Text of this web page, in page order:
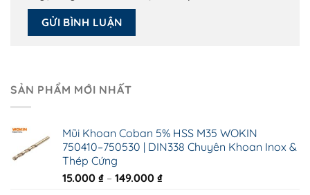
SẢN PHẨM MỚI NHẤT
Mũi Khoan Coban 5% HSS M35 WOKIN
750410–750530 | DIN338 Chuyên Khoan Inox &
Thép Cứng
15.000 ₫ – 149.000 ₫Khoảng